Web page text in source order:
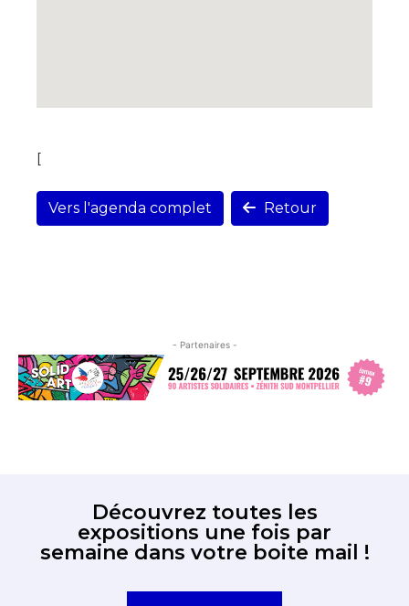
[
Vers l'agenda complet Retour
- Partenaires -
Découvrez toutes les
expositions une fois par
semaine dans votre boite mail !